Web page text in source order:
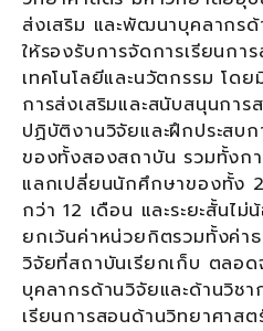
ส่งเสริม และพัฒนาบุคลากรด้
ให้รองรับการจัดการเรียนกา
เทคโนโลยีและนวัตกรรม โด
การส่งเสริมและสนับสนุนกา
ปฏิบัติงานวิจัยและฝึกประสบ
ของทั้งสองสถาบัน รวมทั้งก
แลกเปลี่ยนนักศึกษาของทั้ง
กว่า 12 เดือน และระยะสั้น
ยกเว้นค่าหน่วยกิตรวมทั้งค่า
วิจัยที่สถาบันเรียกเก็บ ตลอ
บุคลากรด้านวิจัยและด้านวิชา
เรียนการสอนด้านวิทยาศาสต